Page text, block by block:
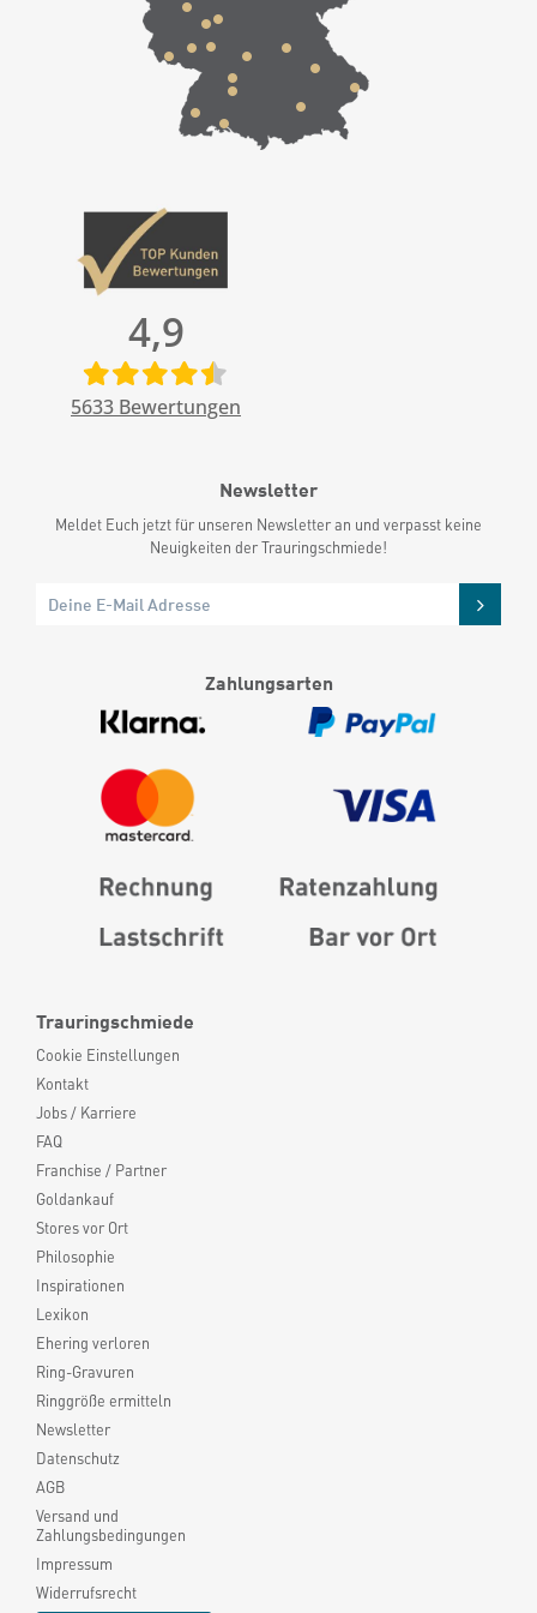
Trauringschmiede
Cookie Einstellungen
Kontakt
Jobs / Karriere
FAQ
Franchise / Partner
Goldankauf
Stores vor Ort
Philosophie
Inspirationen
Lexikon
Ehering verloren
Ring-Gravuren
Ringgröße ermitteln
Newsletter
Datenschutz
AGB
Versand und
Zahlungsbedingungen
Impressum
Widerrufsrecht
4,9
5633 Bewertungen
Newsletter
Meldet Euch jetzt für unseren Newsletter an und verpasst keine
Neuigkeiten der Trauringschmiede!
Zahlungsarten